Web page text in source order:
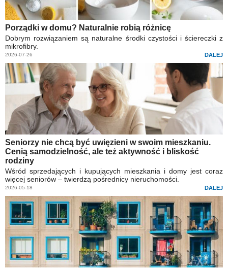
Porządki w domu? Naturalnie robią różnicę
Dobrym rozwiązaniem są naturalne środki czystości i ściereczki z
mikrofibry.
2026-07-26 DALEJ
Seniorzy nie chcą być uwięzieni w swoim mieszkaniu.
Cenią samodzielność, ale też aktywność i bliskość
rodziny
Wśród sprzedających i kupujących mieszkania i domy jest coraz
więcej seniorów – twierdzą pośrednicy nieruchomości.
2026-05-18 DALEJ